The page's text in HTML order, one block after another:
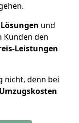
und
Kunden den
Leistungen
nicht, denn bei